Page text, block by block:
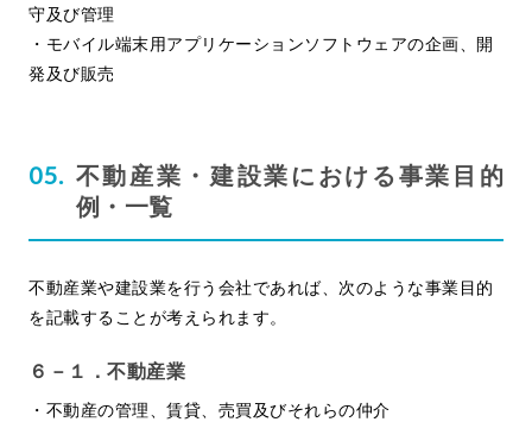
守及び管理
・モバイル端末用アプリケーションソフトウェアの企画、開
発及び販売
不動産業・建設業における事業目的
例・一覧
不動産業や建設業を行う会社であれば、次のような事業目的
を記載することが考えられます。
６－１．不動産業
・不動産の管理、賃貸、売買及びそれらの仲介